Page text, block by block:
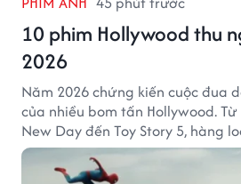
10 phim Hollywood thu
2026
Năm 2026 chứng kiến cuộc đua
của nhiều bom tấn Hollywood.
New Day đến Toy Story 5, hàng
mang về hàng chục nghìn tỷ
cột mốc đáng nhớ tại phòng vé